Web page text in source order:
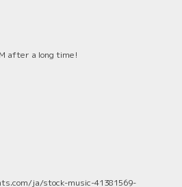
after a long time!
ja/stock-music-41381569-